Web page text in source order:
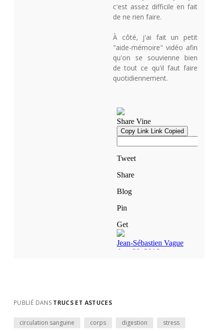
c'est assez difficile en fait
de ne rien faire.
À côté, j'ai fait un petit
"aide-mémoire" vidéo afin
qu'on se souvienne bien
de tout ce qu'il faut faire
quotidiennement.
PUBLIÉ DANS TRUCS ET ASTUCES
circulation sanguine corps digestion stress